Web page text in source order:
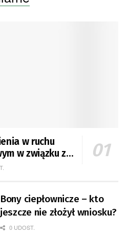
w ruchu
w związku z
Bony ciepłownicze – kto
jeszcze nie złożył wniosku?
0 UDOST.